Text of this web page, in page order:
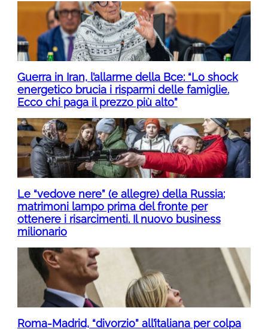
Guerra in Iran, l’allarme della Bce: “Lo shock
energetico brucia i risparmi delle famiglie.
Ecco chi paga il prezzo più alto”
Le “vedove nere” (e allegre) della Russia:
matrimoni lampo prima del fronte per
ottenere i risarcimenti. Il nuovo business
milionario
Roma-Madrid, “divorzio” all’italiana per colpa